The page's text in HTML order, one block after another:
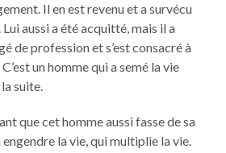
Il en est revenu et a survécu
aussi a été acquitté, mais il a
de profession et s’est consacré à
un homme qui a semé la vie
suite.
que cet homme aussi fasse de sa
la vie, qui multiplie la vie.